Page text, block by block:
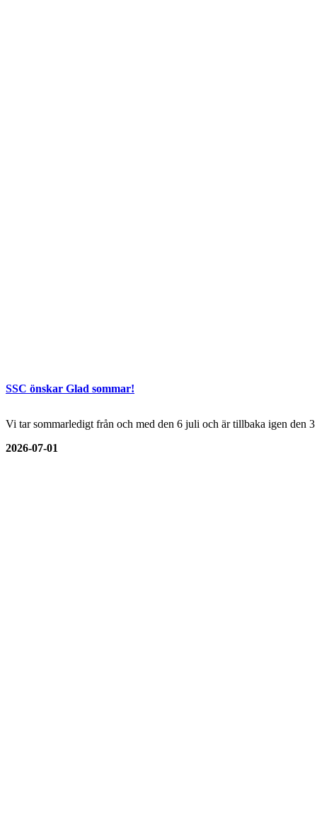
SSC önskar Glad sommar!
Vi tar sommarledigt från och med den 6 juli och är tillbaka igen den
2026-07-01